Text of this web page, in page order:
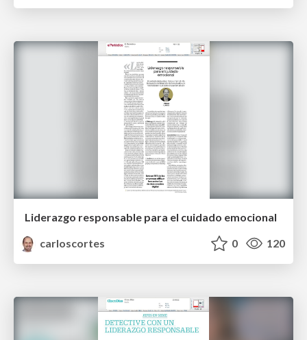
Liderazgo responsable para el cuidado emocional
carloscortes
0 120